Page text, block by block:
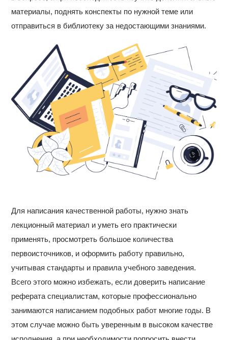
материалы, поднять конспекты по нужной теме или
отправиться в библиотеку за недостающими знаниями.
Для написания качественной работы, нужно знать
лекционный материал и уметь его практически
применять, просмотреть большое количества
первоисточников, и оформить работу правильно,
учитывая стандарты и правила учебного заведения.
Всего этого можно избежать, если доверить написание
реферата специалистам, которые профессионально
занимаются написанием подобных работ многие годы. В
этом случае можно быть уверенным в высоком качестве